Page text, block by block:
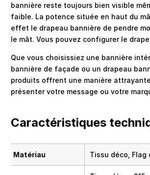
bannière reste toujours bien visible
faible. La potence située en haut du
effet le drapeau bannière de pendre
le mât. Vous pouvez configurer le
Que vous choisissiez une bannière
bannière de façade ou un drapeau
produits offrent une manière
présenter votre message ou votre
Caractéristiques
Matériau Tissu déco, Flag